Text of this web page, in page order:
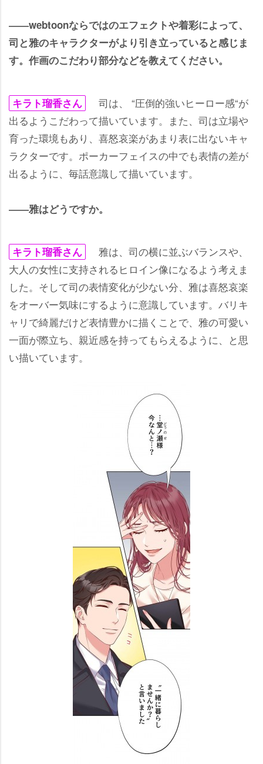
――webtoonならではのエフェクトや着彩によって、
司と雅のキャラクターがより引き立っていると感じま
す。作画のこだわり部分などを教えてください。
キラト瑠香さん
司は、 “圧倒的強いヒーロー感“が
出るようこだわって描いています。また、司は立場
育った環境もあり、喜怒哀楽があまり表に出ないキャ
ラクターです。ポーカーフェイスの中でも表情の差が
出るように、毎話意識して描いています。
――雅はどうですか。
キラト瑠香さん
雅は、司の横に並ぶバランスや、
大人の女性に支持されるヒロイン像になるよう考えま
した。そして司の表情変化が少ない分、雅は喜怒哀楽
をオーバー気味にするように意識しています。バリキ
ャリで綺麗だけど表情豊かに描くことで、雅の可愛い
一面が際立ち、親近感を持ってもらえるように、と思
い描いています。